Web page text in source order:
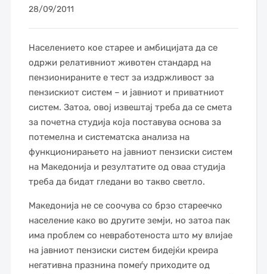
28/09/2011
Населението кое старее и амбицијата да се
одржи релативниот животен стандард на
пензионираните е тест за издржливост за
пензискиот систем – и јавниот и приватниот
систем. Затоа, овој извештај треба да се смета
за почетна студија која поставува основа за
потемелна и систематска анализа на
функционирањето на јавниот пензиски систем
на Македонија и резултатите од оваа студија
треба да бидат гледани во такво светло.
Македонија не се соочува со брзо стареечко
население како во другите земји, но затоа пак
има проблем со невработеноста што му влијае
на јавниот пензиски систем бидејќи креира
негативна празнина помеѓу приходите од